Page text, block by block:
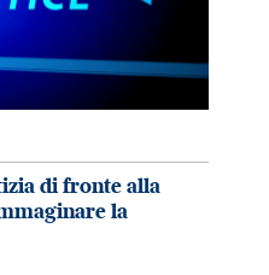
di fronte alla
la